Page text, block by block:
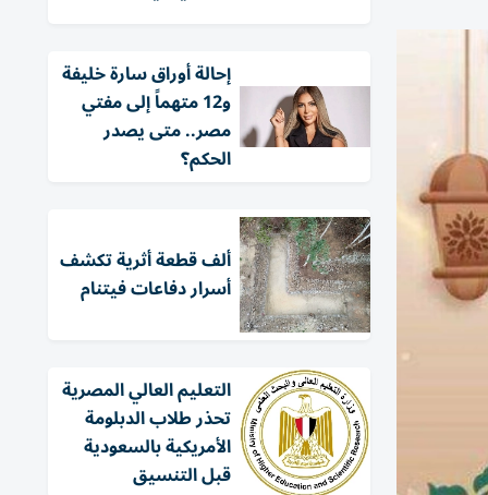
إحالة أوراق سارة خليفة
و12 متهماً إلى مفتي
مصر.. متى يصدر
الحكم؟
ألف قطعة أثرية تكشف
أسرار دفاعات فيتنام
التعليم العالي المصرية
تحذر طلاب الدبلومة
الأمريكية بالسعودية
قبل التنسيق